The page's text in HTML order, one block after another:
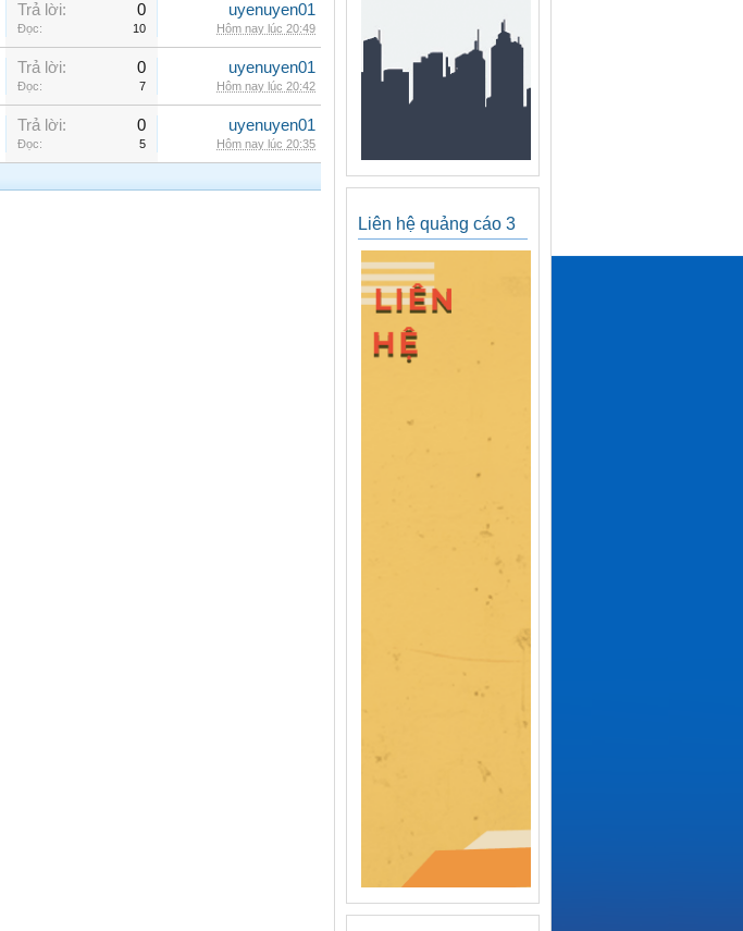
Trả lời: 0
Đọc: 10
uyenuyen01
Hôm nay lúc 20:49
Trả lời: 0
Đọc: 7
uyenuyen01
Hôm nay lúc 20:42
Trả lời: 0
Đọc: 5
uyenuyen01
Hôm nay lúc 20:35
Liên hệ quảng cáo 3